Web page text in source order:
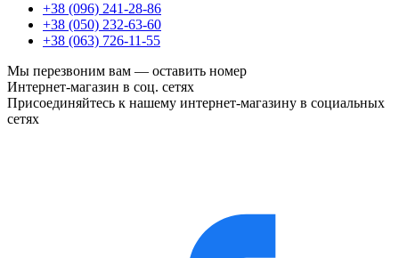
+38 (096) 241-28-86
+38 (050) 232-63-60
+38 (063) 726-11-55
Мы перезвоним вам — оставить номер
Интернет-магазин в соц. сетях
Присоединяйтесь к нашему интернет-магазину в социальных
сетях